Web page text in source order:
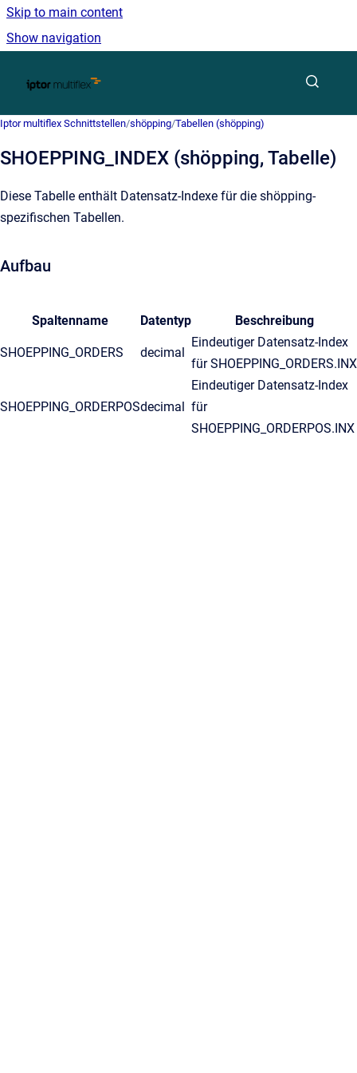
Skip to main content
Show navigation
Iptor multiflex Schnittstellen/shöpping/Tabellen (shöpping)
SHOEPPING_INDEX (shöpping, Tabelle)
Diese Tabelle enthält Datensatz-Indexe für die shöpping-
spezifischen Tabellen.
Aufbau
Spaltenname Datentyp Beschreibung
SHOEPPING_ORDERS decimal
Eindeutiger Datensatz-Index
für SHOEPPING_ORDERS.INX
SHOEPPING_ORDERPOSdecimal
Eindeutiger Datensatz-Index
für
SHOEPPING_ORDERPOS.INX